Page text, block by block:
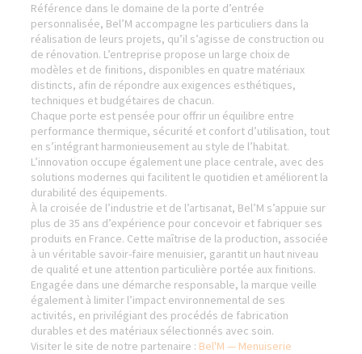
Référence dans le domaine de la porte d’entrée
personnalisée, Bel’M accompagne les particuliers dans la
réalisation de leurs projets, qu’il s’agisse de construction ou
de rénovation. L’entreprise propose un large choix de
modèles et de finitions, disponibles en quatre matériaux
distincts, afin de répondre aux exigences esthétiques,
techniques et budgétaires de chacun.
Chaque porte est pensée pour offrir un équilibre entre
performance thermique, sécurité et confort d’utilisation, tout
en s’intégrant harmonieusement au style de l’habitat.
L’innovation occupe également une place centrale, avec des
solutions modernes qui facilitent le quotidien et améliorent la
durabilité des équipements.
À la croisée de l’industrie et de l’artisanat, Bel’M s’appuie sur
plus de 35 ans d’expérience pour concevoir et fabriquer ses
produits en France. Cette maîtrise de la production, associée
à un véritable savoir-faire menuisier, garantit un haut niveau
de qualité et une attention particulière portée aux finitions.
Engagée dans une démarche responsable, la marque veille
également à limiter l’impact environnemental de ses
activités, en privilégiant des procédés de fabrication
durables et des matériaux sélectionnés avec soin.
Visiter le site de notre partenaire : Bel'M — Menuiserie